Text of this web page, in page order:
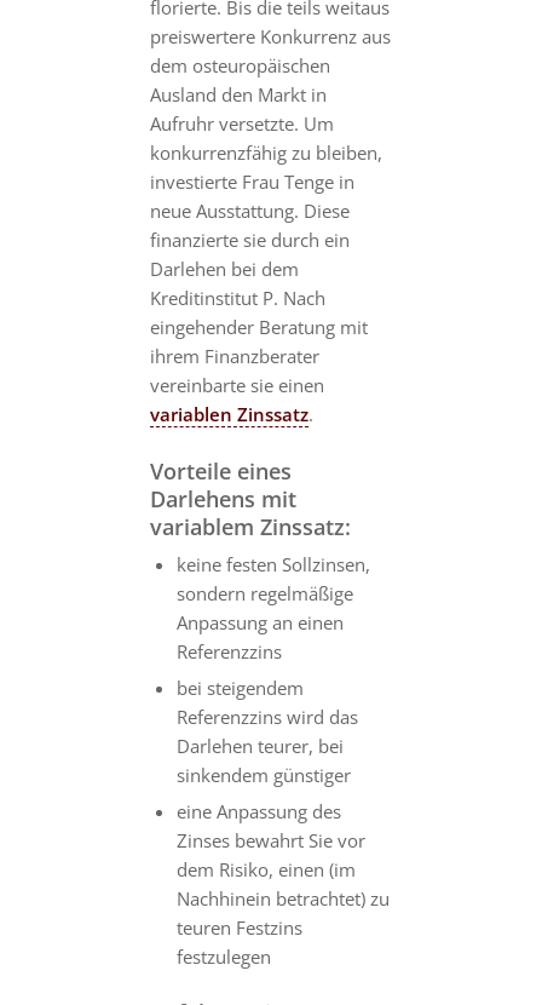
florierte. Bis die teils weitaus
preiswertere Konkurrenz aus
dem osteuropäischen
Ausland den Markt in
Aufruhr versetzte. Um
konkurrenzfähig zu bleiben,
investierte Frau Tenge in
neue Ausstattung. Diese
finanzierte sie durch ein
Darlehen bei dem
Kreditinstitut P. Nach
eingehender Beratung mit
ihrem Finanzberater
vereinbarte sie einen
variablen Zinssatz.
Vorteile eines
Darlehens mit
variablem Zinssatz:
keine festen Sollzinsen,
sondern regelmäßige
Anpassung an einen
Referenzzins
bei steigendem
Referenzzins wird das
Darlehen teurer, bei
sinkendem günstiger
eine Anpassung des
Zinses bewahrt Sie vor
dem Risiko, einen (im
Nachhinein betrachtet) zu
teuren Festzins
festzulegen